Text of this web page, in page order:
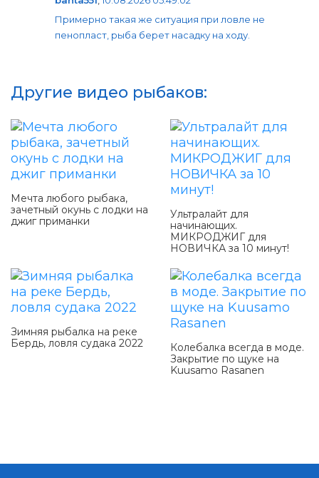
Примерно такая же ситуация при ловле не
пенопласт, рыба берет насадку на ходу.
Другие видео рыбаков:
Мечта любого рыбака,
зачетный окунь с лодки на
джиг приманки
Ультралайт для
начинающих.
МИКРОДЖИГ для
НОВИЧКА за 10 минут!
Зимняя рыбалка на реке
Бердь, ловля судака 2022
Колебалка всегда в моде.
Закрытие по щуке на
Kuusamo Rasanen